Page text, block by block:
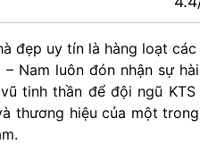
đẹp uy tín là hàng loạt
Nam luôn đón nhận sự
tinh thần để đội ngũ KTS
thương hiệu của một